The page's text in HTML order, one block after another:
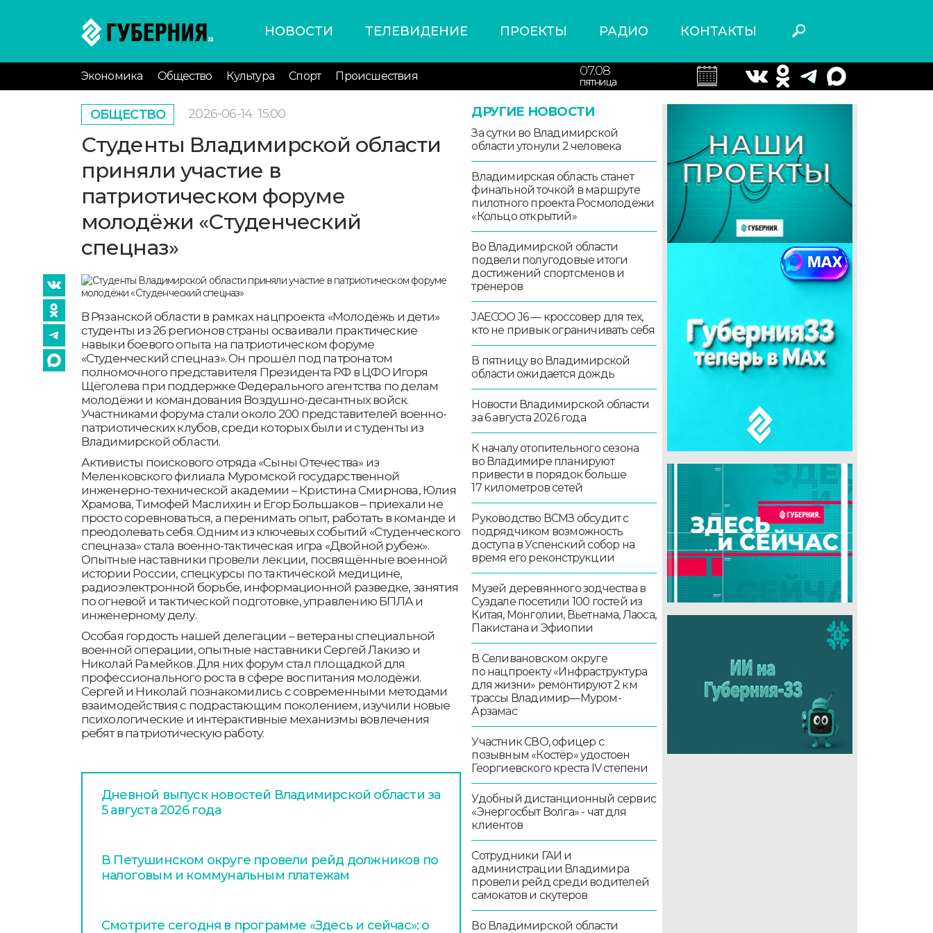
НОВОСТИ ТЕЛЕВИДЕНИЕ ПРОЕКТЫ РАДИО КОНТАКТЫ
Экономика Общество Культура Спорт Происшествия 07.08
пятница
ОБЩЕСТВО 2026-06-14 15:00
Студенты Владимирской области
приняли участие в
патриотическом форуме
молодёжи «Студенческий
спецназ»
В Рязанской области в рамках нацпроекта «Молодёжь и дети»
студенты из 26 регионов страны осваивали практические
навыки боевого опыта на патриотическом форуме
«Студенческий спецназ». Он прошёл под патронатом
полномочного представителя Президента РФ в ЦФО Игоря
Щёголева при поддержке Федерального агентства по делам
молодёжи и командования Воздушно-десантных войск.
Участниками форума стали около 200 представителей военно-
патриотических клубов, среди которых были и студенты из
Владимирской области.
Активисты поискового отряда «Сыны Отечества» из
Меленковского филиала Муромской государственной
инженерно-технической академии – Кристина Смирнова, Юлия
Храмова, Тимофей Маслихин и Егор Большаков – приехали не
просто соревноваться, а перенимать опыт, работать в команде и
преодолевать себя. Одним из ключевых событий «Студенческого
спецназа» стала военно-тактическая игра «Двойной рубеж».
Опытные наставники провели лекции, посвящённые военной
истории России, спецкурсы по тактической медицине,
радиоэлектронной борьбе, информационной разведке, занятия
по огневой и тактической подготовке, управлению БПЛА и
инженерному делу.
Особая гордость нашей делегации – ветераны специальной
военной операции, опытные наставники Сергей Лакизо и
Николай Рамейков. Для них форум стал площадкой для
профессионального роста в сфере воспитания молодёжи.
Сергей и Николай познакомились с современными методами
взаимодействия с подрастающим поколением, изучили новые
психологические и интерактивные механизмы вовлечения
ребят в патриотическую работу.
Дневной выпуск новостей Владимирской области за
5 августа 2026 года
В Петушинском округе провели рейд должников по
налоговым и коммунальным платежам
Смотрите сегодня в программе «Здесь и сейчас»: о
ДРУГИЕ НОВОСТИ
За сутки во Владимирской
области утонули 2 человека
Владимирская область станет
финальной точкой в маршруте
пилотного проекта Росмолодёжи
«Кольцо открытий»
Во Владимирской области
подвели полугодовые итоги
достижений спортсменов и
тренеров
JAECOO J6 — кроссовер для тех,
кто не привык ограничивать себя
В пятницу во Владимирской
области ожидается дождь
Новости Владимирской области
за 6 августа 2026 года
К началу отопительного сезона
во Владимире планируют
привести в порядок больше
17 километров сетей
Руководство ВСМЗ обсудит с
подрядчиком возможность
доступа в Успенский собор на
время его реконструкции
Музей деревянного зодчества в
Суздале посетили 100 гостей из
Китая, Монголии, Вьетнама, Лаоса,
Пакистана и Эфиопии
В Селивановском округе
по нацпроекту «Инфраструктура
для жизни» ремонтируют 2 км
трассы Владимир—Муром-
Арзамас
Участник СВО, офицер с
позывным «Костёр» удостоен
Георгиевского креста IV степени
Удобный дистанционный сервис
«Энергосбыт Волга» - чат для
клиентов
Сотрудники ГАИ и
администрации Владимира
провели рейд среди водителей
самокатов и скутеров
Во Владимирской области